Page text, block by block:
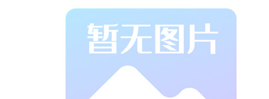
众多场合中不
可或缺的设